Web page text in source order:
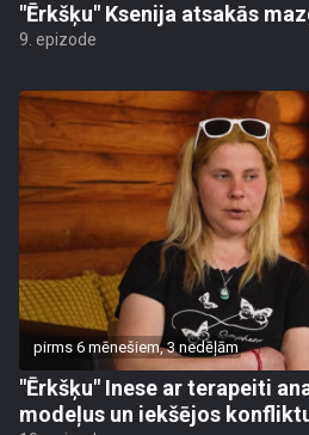
"Ērkšķu" Ksenija atsakās
9. epizode
pirms 6 mēnešiem, 3 nedēļām
"Ērkšķu" Inese ar terapeiti
modeļus un iekšējos